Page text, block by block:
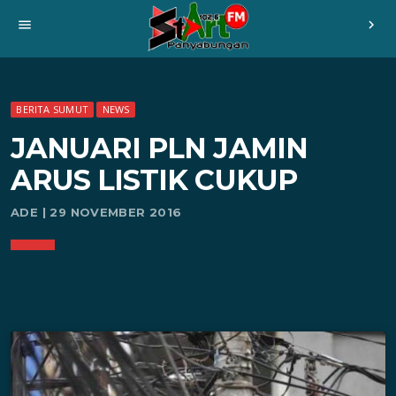
menu chevron_right
BERITA SUMUT NEWS
JANUARI PLN JAMIN
ARUS LISTIK CUKUP
ADE | 29 NOVEMBER 2016